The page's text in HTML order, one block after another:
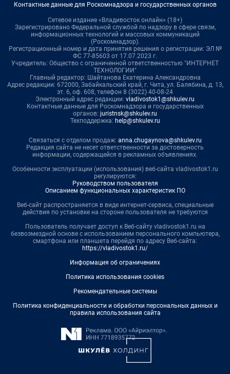
Контактные данные для Роскомнадзора и государственных органов
Сетевое издание «Владивосток онлайн» (18+)
Зарегистрировано Федеральной службой по надзору в сфере связи,
информационных технологий и массовых коммуникаций
(Роскомнадзор).
Регистрационный номер и дата принятия решения о регистрации: ЭЛ №
ФС 77-85603 от 17.07.2023 г.
Учредитель: Общество с ограниченной ответственностью "ИНТЕРНЕТ
ТЕХНОЛОГИИ"
Главный редактор: Шайтанова Екатерина Александровна
Адрес редакции: 672000, Забайкальский край, г. Чита, ул. Балябина, д. 13,
эт. 6, оф. 608, телефон 8 (3022) 40-08-24
Электронный адрес редакции: vladivostok1@shkulev.ru
Контактные данные для Роскомнадзора и государственных
органов: juristnsk@shkulev.ru
Техподдержка: help@shkulev.ru
Связаться с отделом продаж: anna.chugaynova@shkulev.ru
Редакция сайта не несет ответственности за достоверность
информации, содержащейся в рекламных объявлениях.
Особенности эксплуатации (использования) веб-сайта vladivostok1.ru
регулируются:
Руководством пользователя
Описанием функциональных характеристик ПО
Веб-сайт распространяется в виде интернет-сервиса, специальные
действия по установке на стороне пользователя не требуются
Пользователь получает доступ к Веб-сайту vladivostok1.ru на
безвозмездной основе с использованием персонального компьютера,
смартфона или планшета перейдя по адресу Веб-сайта:
https://vladivostok1.ru/
Информация об ограничениях
Политика использования cookies
Рекомендательные системы
Политика конфиденциальности и обработки персональных данных и
правила использования сайта